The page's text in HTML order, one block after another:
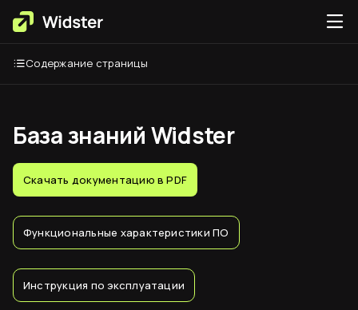
База знаний Widster
Скачать документацию в PDF
Функциональные характеристики ПО
Инструкция по эксплуатации
Содержание страницы